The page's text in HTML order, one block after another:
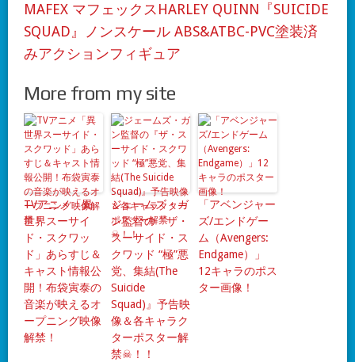
MAFEX マフェックスHARLEY QUINN『SUICIDE
SQUAD』ノンスケール ABS&ATBC-PVC塗装済
みアクションフィギュア
More from my site
TVアニメ「異
世界スーサイ
ド・スクワッ
ド」あらすじ＆
キャスト情報公
開！布袋寅泰の
音楽が映えるオ
ープニング映像
解禁！
ジェームズ・ガ
ン監督の『ザ・
スーサイド・ス
クワッド “極”悪
党、集結(The
Suicide
Squad)』予告映
像＆各キャラク
ターポスター解
禁☠！！
「アベンジャー
ズ/エンドゲー
ム（Avengers:
Endgame）」
12キャラのポス
ター画像！